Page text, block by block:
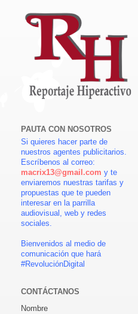
PAUTA CON NOSOTROS
Si quieres hacer parte de
nuestros agentes publicitarios.
Escríbenos al correo:
macrix13@gmail.com y te
enviaremos nuestras tarifas y
propuestas que te pueden
interesar en la parrilla
audiovisual, web y redes
sociales.
Bienvenidos al medio de
comunicación que hará
#RevoluciónDigital
CONTÁCTANOS
Nombre